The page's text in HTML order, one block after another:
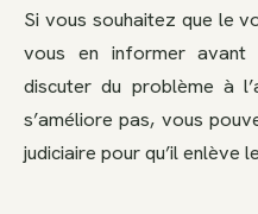
Si vous souhaitez que le
vous en informer avant
discuter du problème à
s’améliore pas, vous
judiciaire pour qu’il enlève